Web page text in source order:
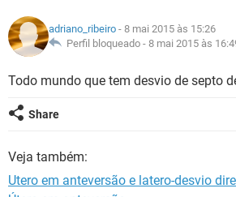
NUTRIÇÃO
SEXUALIDADE
adriano_ribeiro - 8 mai 2015 às 15:26
Perfil bloqueado - 8 mai 2015 às
Todo mundo que tem desvio de septo
Share
Veja também:
Utero em anteversão e latero-desvio